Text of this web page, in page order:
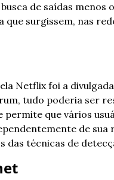
de saídas menos
surgissem, nas
tudo poderia ser
permite que vários
de sua
das técnicas de